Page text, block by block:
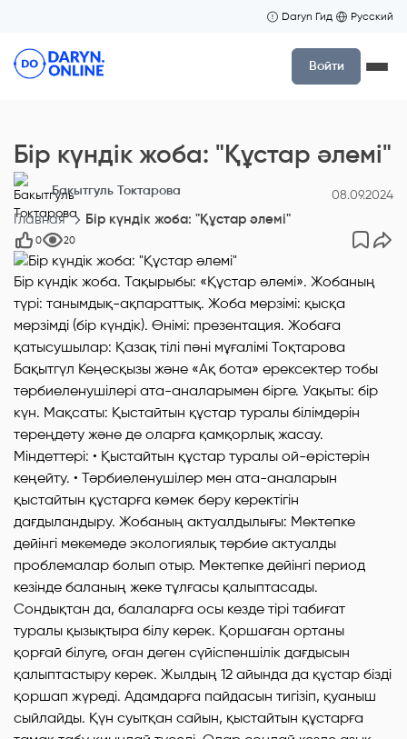
Daryn Гид Русский
Войти
Бір күндік жоба: "Құстар әлемі"
Бакытгуль Токтарова 08.09.2024
Главная Бір күндік жоба: "Құстар әлемі"
0 20
Бір күндік жоба. Тақырыбы: «Құстар әлемі». Жобаның
түрі: танымдық-ақпараттық. Жоба мерзімі: қысқа
мерзімді (бір күндік). Өнімі: презентация. Жобаға
қатысушылар: Қазақ тілі пәні мұғалімі Тоқтарова
Бақытгүл Кеңесқызы және «Ақ бота» ерексектер тобы
тәрбиеленушілері ата-аналарымен бірге. Уақыты: бір
күн. Мақсаты: Қыстайтын құстар туралы білімдерін
тереңдету және де оларға қамқорлық жасау.
Міндеттері: • Қыстайтын құстар туралы ой-өрістерін
кеңейту. • Тәрбиеленушілер мен ата-аналарын
қыстайтын құстарға көмек беру керектігін
дағдыландыру. Жобаның актуалдылығы: Мектепке
дейінгі мекемеде экологиялық тәрбие актуалды
проблемалар болып отыр. Мектепке дейінгі период
кезінде баланың жеке тұлғасы қалыптасады.
Сондықтан да, балаларға осы кезде тірі табиғат
туралы қызықтыра білу керек. Қоршаған ортаны
қорғай білуге, оған деген сүйіспеншілік дағдысын
қалыптастыру керек. Жылдың 12 айында да құстар бізді
қоршап жүреді. Адамдарға пайдасын тигізіп, қуаныш
сыйлайды. Қүн суытқан сайын, қыстайтын құстарға